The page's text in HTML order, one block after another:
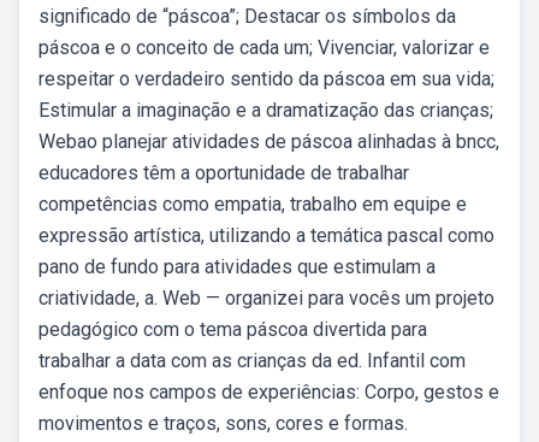
significado de “páscoa”; Destacar os símbolos da
páscoa e o conceito de cada um; Vivenciar, valorizar e
respeitar o verdadeiro sentido da páscoa em sua vida;
Estimular a imaginação e a dramatização das crianças;
Webao planejar atividades de páscoa alinhadas à bncc,
educadores têm a oportunidade de trabalhar
competências como empatia, trabalho em equipe e
expressão artística, utilizando a temática pascal como
pano de fundo para atividades que estimulam a
criatividade, a. Web — organizei para vocês um projeto
pedagógico com o tema páscoa divertida para
trabalhar a data com as crianças da ed. Infantil com
enfoque nos campos de experiências: Corpo, gestos e
movimentos e traços, sons, cores e formas.